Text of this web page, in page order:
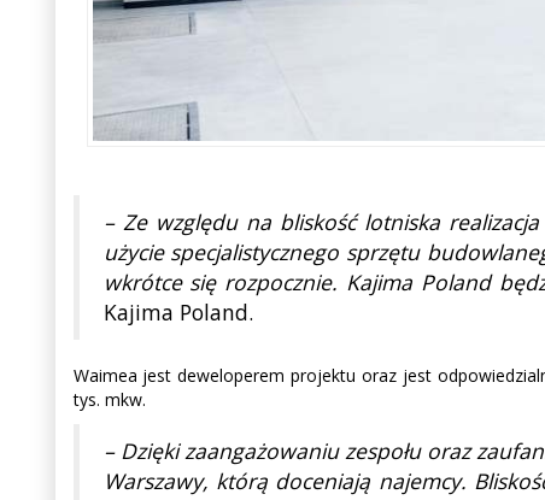
– Ze względu na bliskość lotniska
użycie specjalistycznego sprzętu
wkrótce się rozpocznie. Kajima Poland
Kajima Poland.
Waimea jest deweloperem projektu oraz jest
tys. mkw.
– Dzięki zaangażowaniu zespołu oraz
Warszawy, którą doceniają najemcy.